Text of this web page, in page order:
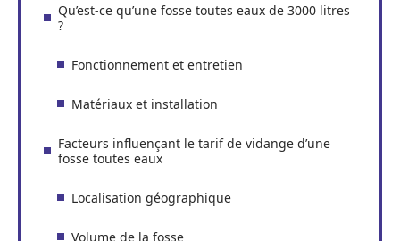
Qu’est-ce qu’une fosse toutes eaux de 3000 litres
?
Fonctionnement et entretien
Matériaux et installation
Facteurs influençant le tarif de vidange d’une
fosse toutes eaux
Localisation géographique
Volume de la fosse